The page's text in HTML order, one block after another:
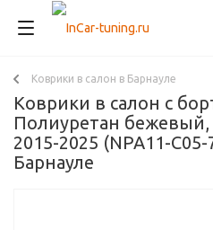
Коврики в салон в Барнауле
Коврики в салон с
Полиуретан бежевый,
2015-2025 (NPA11-
Барнауле